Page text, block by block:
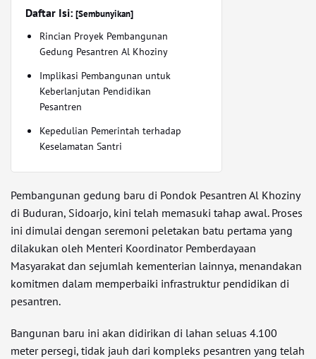
Daftar Isi: [Sembunyikan]
Rincian Proyek Pembangunan
Gedung Pesantren Al Khoziny
Implikasi Pembangunan untuk
Keberlanjutan Pendidikan
Pesantren
Kepedulian Pemerintah terhadap
Keselamatan Santri
Pembangunan gedung baru di Pondok Pesantren Al Khoziny
di Buduran, Sidoarjo, kini telah memasuki tahap awal. Proses
ini dimulai dengan seremoni peletakan batu pertama yang
dilakukan oleh Menteri Koordinator Pemberdayaan
Masyarakat dan sejumlah kementerian lainnya, menandakan
komitmen dalam memperbaiki infrastruktur pendidikan di
pesantren.
Bangunan baru ini akan didirikan di lahan seluas 4.100
meter persegi, tidak jauh dari kompleks pesantren yang telah